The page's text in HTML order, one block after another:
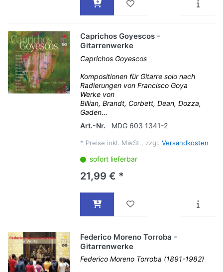
Caprichos Goyescos -
Gitarrenwerke
Caprichos Goyescos
Kompositionen für Gitarre solo nach
Radierungen von Francisco Goya
Werke von
Billian, Brandt, Corbett, Dean, Dozza,
Gaden...
Art.-Nr.
MDG 603 1341-2
* Preise inkl. MwSt., zzgl. Versandkosten
sofort lieferbar
21,99 € *
Federico Moreno Torroba -
Gitarrenwerke
Federico Moreno Torroba (1891-1982)